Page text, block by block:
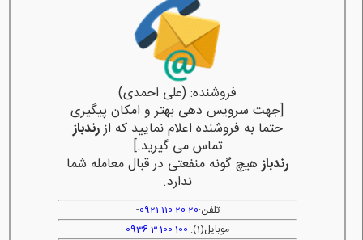
فروشنده: (علی احمدی)
[جهت سرویس دهی بهتر و امکان پیگیری
حتما به فروشنده اعلام نمایید که ازرندباز
تماس می گیرید.]
رندبازهیچ گونه منفعتی در قبال معامله شما
ندارد.
تلفن:20 20 110 0921
-
موبایل(1):
100 100 3 0936